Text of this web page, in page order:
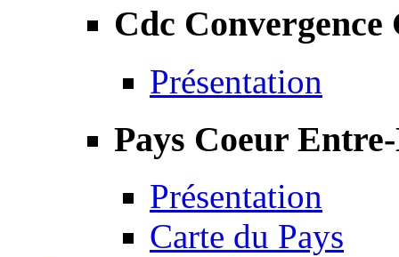
Cdc Convergence
Présentation
Pays Coeur
Présentation
Carte du Pays